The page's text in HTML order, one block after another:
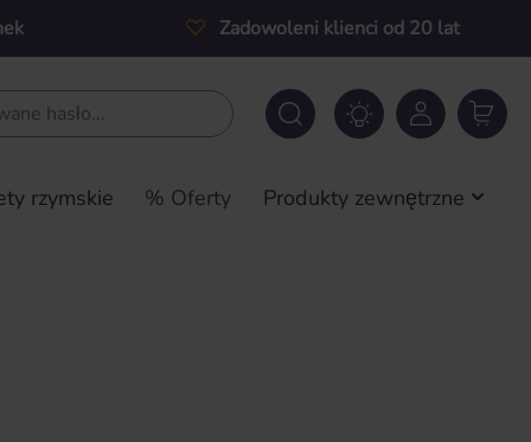
Zadowoleni klienci od 20 lat
rzymskie % Oferty Produkty zewnętrzne